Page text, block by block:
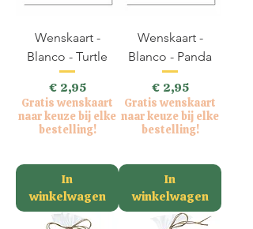
Wenskaart -
Blanco - Turtle
Prijs
€ 2,95
Gratis wenskaart
naar keuze bij elke
bestelling!
In
winkelwagen
Wenskaart -
Blanco - Panda
Prijs
€ 2,95
Gratis wenskaart
naar keuze bij elke
bestelling!
In
winkelwagen